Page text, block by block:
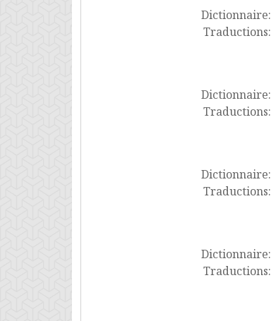
Dictionnaire:
Traductions:
Dictionnaire:
Traductions:
Dictionnaire:
Traductions:
Dictionnaire:
Traductions: